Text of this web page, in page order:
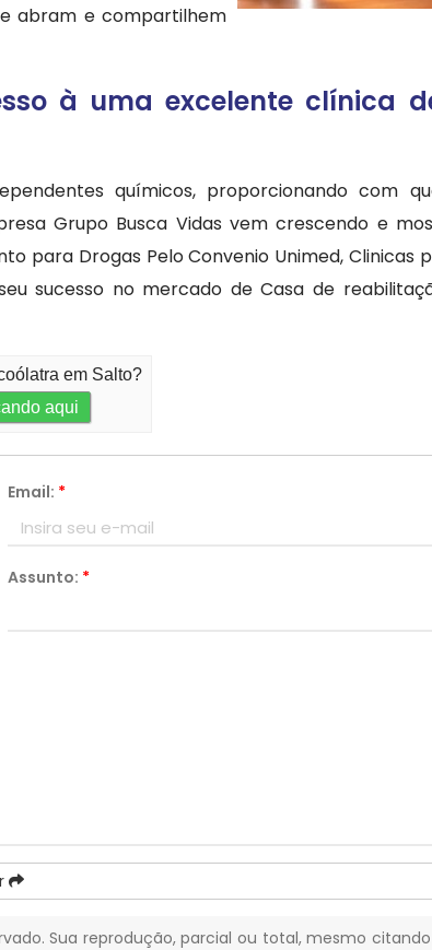
abram e compartilhem
à uma excelente clínica
químicos, proporcionando com
Grupo Busca Vidas vem crescendo e
para Drogas Pelo Convenio Unimed, Clinicas
sucesso no mercado de Casa de
em Salto?
aqui
Email: *
Assunto: *
Sua reprodução, parcial ou total, mesmo citando